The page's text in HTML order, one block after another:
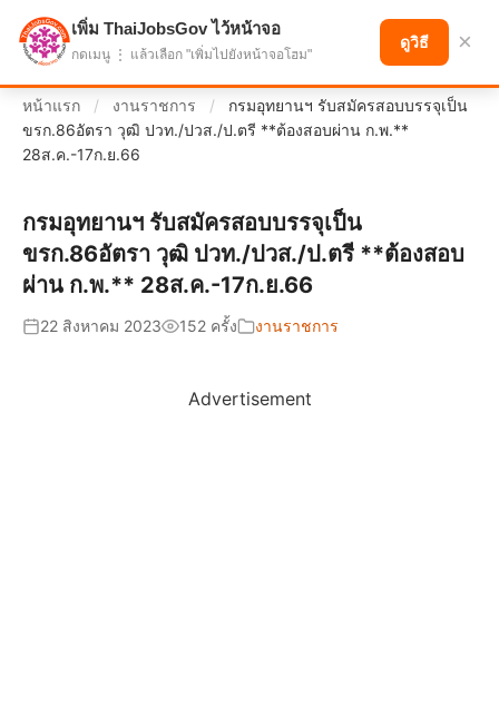
แบ่งปันโอกาส เพื่ออนาคตที่ก้าวหน้า
หน้าแรก / งานราชการ /
กรมอุทยานฯ รับสมัครสอบบรรจุเป็น
ขรก.86อัตรา วุฒิ ปวท./ปวส./ป.ตรี **ต้องสอบผ่าน ก.พ.**
28ส.ค.-17ก.ย.66
กรมอุทยานฯ รับสมัครสอบบรรจุเป็น
ขรก.86อัตรา วุฒิ ปวท./ปวส./ป.ตรี **ต้องสอบ
ผ่าน ก.พ.** 28ส.ค.-17ก.ย.66
22 สิงหาคม 2023 152 ครั้ง งานราชการ
Advertisement
เพิ่ม ThaiJobsGov ไว้หน้าจอ
กดเมนู ⋮ แล้วเลือก "เพิ่มไปยังหน้าจอโฮม"
ดูวิธี ×